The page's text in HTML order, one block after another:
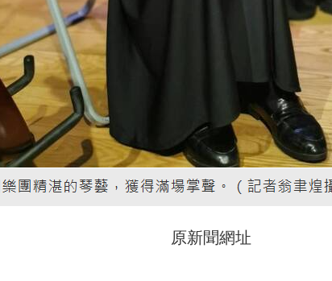
原新聞網址